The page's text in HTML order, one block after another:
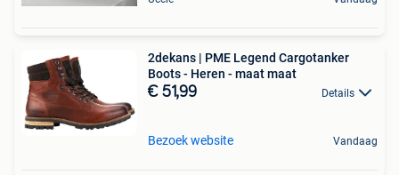
2dekans | PME Legend Cargotanker
Boots - Heren - maat maat
€ 51,99 Details
Bezoek website Vandaag